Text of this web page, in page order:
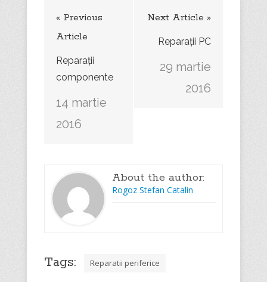
« Previous
Article
Reparații
componente
14 martie
2016
Next Article »
Reparații PC
29 martie
2016
About the author:
Rogoz Stefan Catalin
Tags: Reparatii periferice